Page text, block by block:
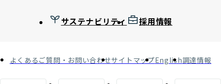
サステナビリティ 採用情報
よくあるご質問・お問い合わせサイトマップEnglish調達情報